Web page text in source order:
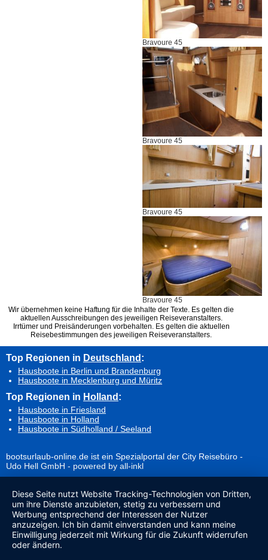
Bravoure 45
Bravoure 45
Bravoure 45
Bravoure 45
Wir übernehmen keine Haftung für die Inhalte der Texte. Es gelten die
aktuellen Ausschreibungen des jeweiligen Reiseveranstalters.
Irrtümer und Preisänderungen vorbehalten. Es gelten die aktuellen
Reisebestimmungen des jeweiligen Reiseveranstalters.
Top Regionen in Deutschland:
Hausboote in Berlin und Brandenburg
Hausboote in Mecklenburg und Müritz
Top Regionen in Holland:
Hausboote in Friesland
Hausboote in Holland
Hausboote in Südholland / Seeland
bootsurlaub-online.de ist ein Spezialportal der City Reisebüro -
Udo Hell GmbH - powered by all-inkl
Diese Seite nutzt Website Tracking-Technologien von Dritten,
um ihre Dienste anzubieten, stetig zu verbessern und
Werbung entsprechend der Interessen der Nutzer
anzuzeigen. Ich bin damit einverstanden und kann meine
Einwilligung jederzeit mit Wirkung für die Zukunft widerrufen
oder ändern.